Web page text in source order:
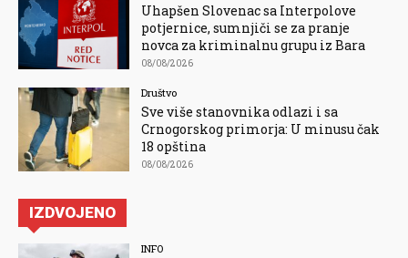
Uhapšen Slovenac sa Interpolove
potjernice, sumnjiči se za pranje
novca za kriminalnu grupu iz Bara
08/08/2026
Društvo
Sve više stanovnika odlazi i sa
Crnogorskog primorja: U minusu čak
18 opština
08/08/2026
IZDVOJENO
INFO